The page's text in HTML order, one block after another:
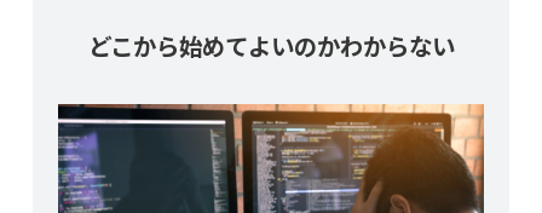
どこから始めてよいのかわからない